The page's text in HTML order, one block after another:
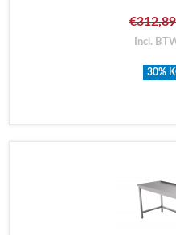
€312,89
Incl.
30%